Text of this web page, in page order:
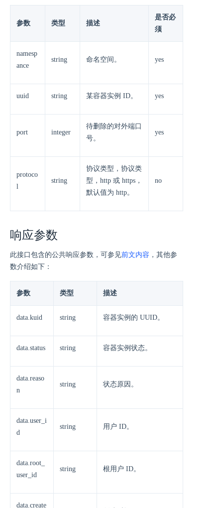
参数 类型 描述
是否必
须
namesp
ance
string 命名空间。 yes
uuid string 某容器实例 ID。 yes
port integer
待删除的对外端口
号。
yes
protoco
l
string
协议类型，协议类
型，http 或 https，
默认值为 http。
no
响应参数
此接口包含的公共响应参数，可参见前文内容 ，其他参
数介绍如下：
参数 类型 描述
data.kuid string 容器实例的 UUID。
data.status string 容器实例状态。
data.reaso
n
string 状态原因。
data.user_i
d
string 用户 ID。
data.root_
user_id
string 根用户 ID。
data.create